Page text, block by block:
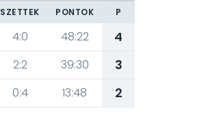
SZETTEK PONTOK P
4:0 48:22
4
2:2 39:30
3
0:4 13:48 2